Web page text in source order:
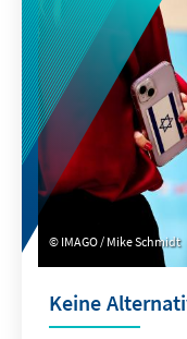
IMAGO / Mike Schmidt
Keine